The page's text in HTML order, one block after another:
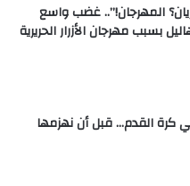
المهرجان!”.. غضب واسع
بسبب مهرجان الأزرار الحريرية
كرة القدم… قبل أن نهزمها